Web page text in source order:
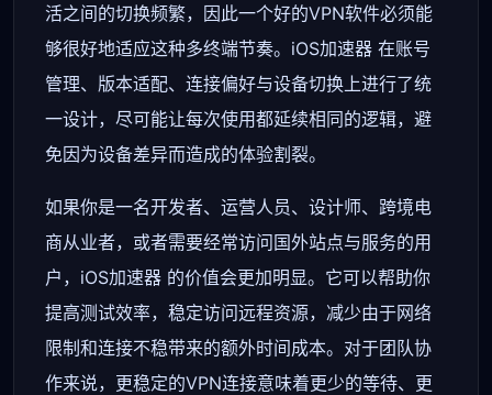
活之间的切换频繁，因此一个好的VPN软件必须能
够很好地适应这种多终端节奏。iOS加速器 在账号
管理、版本适配、连接偏好与设备切换上进行了统
一设计，尽可能让每次使用都延续相同的逻辑，避
免因为设备差异而造成的体验割裂。
如果你是一名开发者、运营人员、设计师、跨境电
商从业者，或者需要经常访问国外站点与服务的用
户，iOS加速器 的价值会更加明显。它可以帮助你
提高测试效率，稳定访问远程资源，减少由于网络
限制和连接不稳带来的额外时间成本。对于团队协
作来说，更稳定的VPN连接意味着更少的等待、更